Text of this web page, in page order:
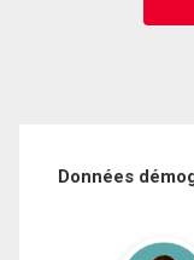
Données